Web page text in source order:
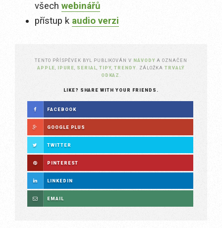
všech webinářů
přístup k audio verzi
TENTO PŘÍSPĚVEK BYL PUBLIKOVÁN V NÁVODY A OZNAČEN
APPLE
IPURE SERIAL TIPY ,TRENDY . ZÁLOŽKATRVALÝ
ODKAZ
LIKE? SHARE WITH YOUR FRIENDS.
FACEBOOK
GOOGLE PLUS
TWITTER
PINTEREST
LINKEDIN
EMAIL